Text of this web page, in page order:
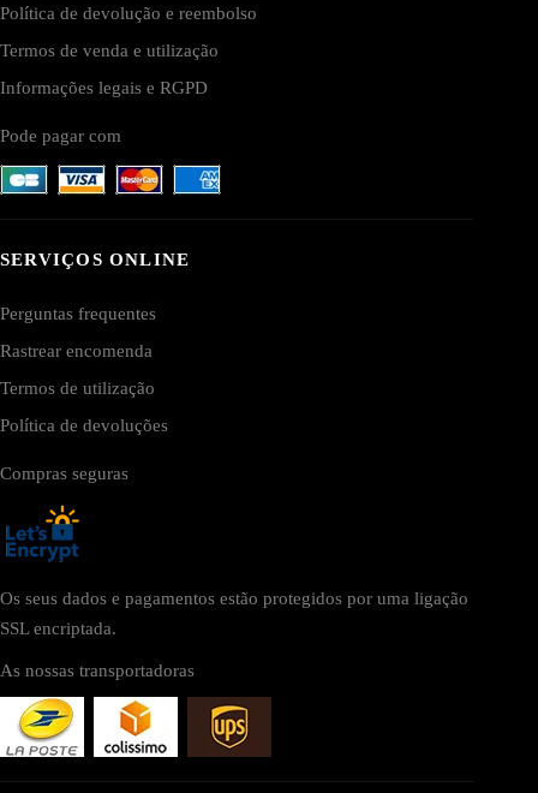
Política de devolução e reembolso
Termos de venda e utilização
Informações legais e RGPD
Pode pagar com
SERVIÇOS ONLINE
Perguntas frequentes
Rastrear encomenda
Termos de utilização
Política de devoluções
Compras seguras
Os seus dados e pagamentos estão protegidos por uma ligação
SSL encriptada.
As nossas transportadoras